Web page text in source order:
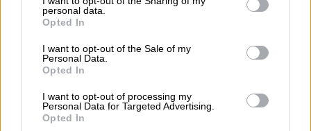
personal data.
Opted In
I want to opt-out of the Sale of my
Personal Data.
Opted In
I want to opt-out of processing my
Personal Data for Targeted Advertising.
Opted In
Παραγωγός προσέφερε 2 τόνους καρπούζια
στο Κοινωνικό Παντοπωλείο